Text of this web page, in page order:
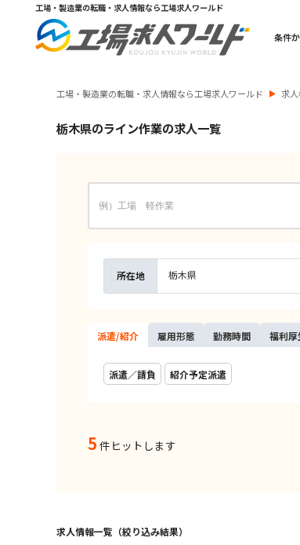
工場・製造業の転職・求人情報なら工場求人ワールド
条件
工場・製造業の転職・求人情報なら工場求人ワールド 求
栃木県のライン作業の求人一覧
所在地 栃木県
派遣/紹介 雇用形態 勤務時間 福利厚
派遣／請負 紹介予定派遣
5 件ヒットします
求人情報一覧（絞り込み結果）